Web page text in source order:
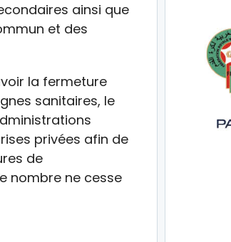
ainsi que
et des
la fermeture
sanitaires, le
privées afin de
de
nombre ne cesse